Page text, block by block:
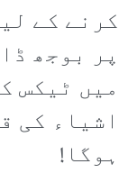
کرنے کے
پر بوجھ
میں ٹیکس
اشیاء کی
ہوگا!